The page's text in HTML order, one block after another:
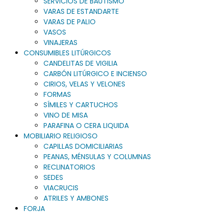
VARAS DE ESTANDARTE
VARAS DE PALIO
VASOS
VINAJERAS
CONSUMIBLES LITÚRGICOS
CANDELITAS DE VIGILIA
CARBÓN LITÚRGICO E INCIENSO
CIRIOS, VELAS Y VELONES
FORMAS
SÍMILES Y CARTUCHOS
VINO DE MISA
PARAFINA O CERA LIQUIDA
MOBILIARIO RELIGIOSO
CAPILLAS DOMICILIARIAS
PEANAS, MÉNSULAS Y COLUMNAS
RECLINATORIOS
SEDES
VIACRUCIS
ATRILES Y AMBONES
FORJA